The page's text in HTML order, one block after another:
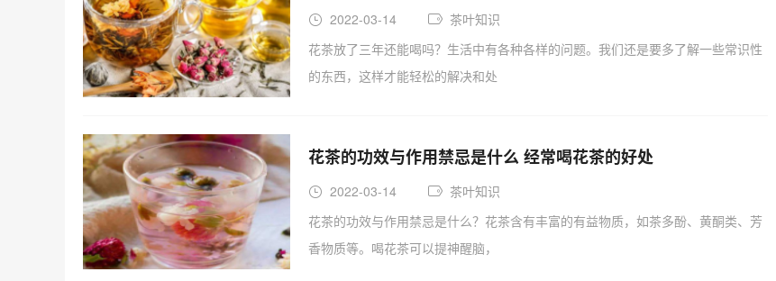
2022-03-14
茶叶知识
花茶放了三年还能喝吗？生活中有各种各样的问题。我们还是要多了解一些常识性
的东西，这样才能轻松的解决和处
花茶的功效与作用禁忌是什么 经常喝花茶的好处
2022-03-14
茶叶知识
花茶的功效与作用禁忌是什么？花茶含有丰富的有益物质，如茶多酚、黄酮类、芳
香物质等。喝花茶可以提神醒脑，